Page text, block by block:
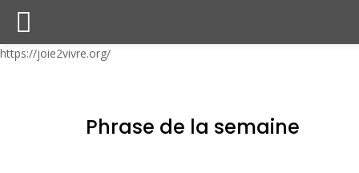
https://joie2vivre.org/
Phrase de la semaine